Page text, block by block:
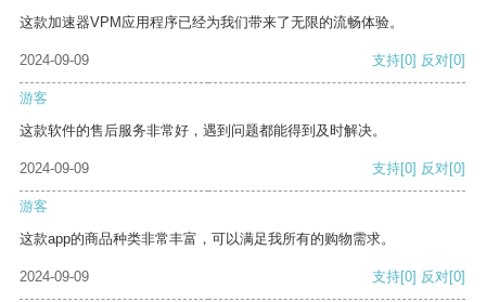
这款加速器VPM应用程序已经为我们带来了无限的流畅体验。
2024-09-09 支持[0] 反对[0]
游客
这款软件的售后服务非常好，遇到问题都能得到及时解决。
2024-09-09 支持[0] 反对[0]
游客
这款app的商品种类非常丰富，可以满足我所有的购物需求。
2024-09-09 支持[0] 反对[0]